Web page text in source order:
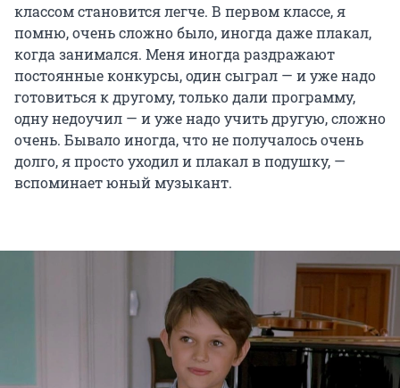
классом становится легче. В первом классе, я
помню, очень сложно было, иногда даже плакал,
когда занимался. Меня иногда раздражают
постоянные конкурсы, один сыграл — и уже надо
готовиться к другому, только дали программу,
одну недоучил — и уже надо учить другую, сложно
очень. Бывало иногда, что не получалось очень
долго, я просто уходил и плакал в подушку, —
вспоминает юный музыкант.